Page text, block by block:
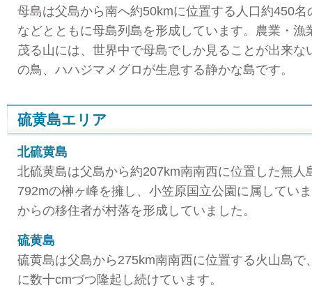
母島は父島から南へ約50kmに位置する人口約450
などとともに母島列島を形成しています。農業・漁
茂る山には、世界中で母島でしか見ることが出来な
の鳥、ハハジマメグロが生息する静かな島です。
硫黄島エリア
北硫黄島
北硫黄島は父島から約207km南南西に位置した無人
792mの榊ヶ峰を擁し、小笠原国立公園に属してい
からの移住者が村落を形成していました。
硫黄島
硫黄島は父島から275km南南西に位置する火山島で
に数十cmづつ隆起し続けています。